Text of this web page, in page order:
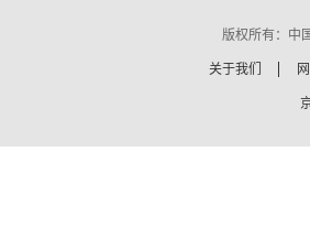
版权所有：中
关于我们